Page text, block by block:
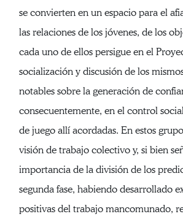
se convierten en un espacio para el
las relaciones de los jóvenes, de los
cada uno de ellos persigue en el
socialización y discusión de los
notables sobre la generación de
consecuentemente, en el control
de juego allí acordadas. En estos
visión de trabajo colectivo y, si bien
importancia de la división de los
segunda fase, habiendo desarrollado
positivas del trabajo mancomunado,